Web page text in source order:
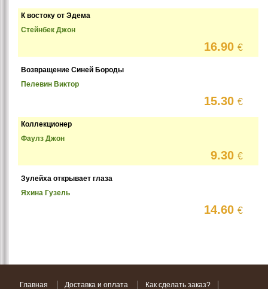
К востоку от Эдема
Стейнбек Джон
16.90€
Возвращение Синей Бороды
Пелевин Виктор
15.30€
Коллекционер
Фаулз Джон
9.30€
Зулейха открывает глаза
Яхина Гузель
14.60€
Главная Доставка и оплата Как сделать заказ?